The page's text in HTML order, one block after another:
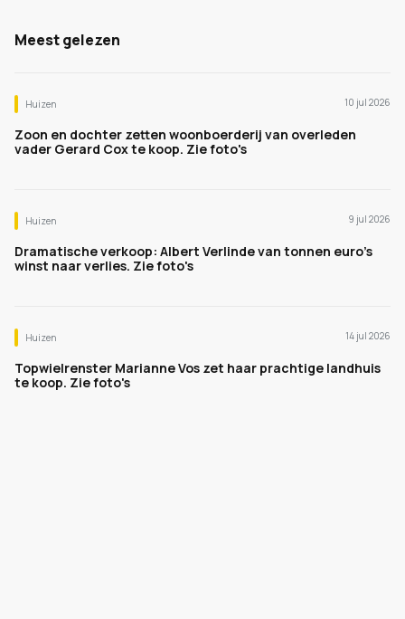
Meest gelezen
Huizen 10 jul 2026
Zoon en dochter zetten woonboerderij van overleden
vader Gerard Cox te koop. Zie foto's
Huizen 9 jul 2026
Dramatische verkoop: Albert Verlinde van tonnen euro's
winst naar verlies. Zie foto's
Huizen 14 jul 2026
Topwielrenster Marianne Vos zet haar prachtige landhuis
te koop. Zie foto's